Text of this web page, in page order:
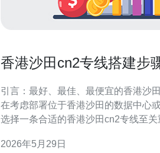
香港沙田cn2专线搭建步
引言：最好、最佳、最便宜的香港沙
在考虑部署位于香港沙田的数据中心
选择一条合适的香港沙田cn2专线至关
（成本最低）通常对应不同的运营商
2026年5月29日